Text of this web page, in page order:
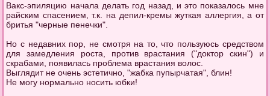
Вакс-эпиляцию начала делать год назад, и это показалось мне
райским спасением, т.к. на депил-кремы жуткая аллергия, а от
бритья "черные пенечки".
Но с недавних пор, не смотря на то, что пользуюсь средством
для замедления роста, против врастания ("доктор скин") и
скрабами, появилась проблема врастания волос.
Выглядит не очень эстетично, "жабка пупырчатая", блин!
Не могу нормально носить юбки!